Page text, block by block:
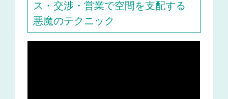
ス・交渉・営業で空間を支配する
悪魔のテクニック